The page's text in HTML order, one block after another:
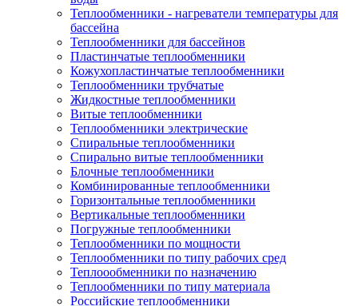
Теплообменники - нагреватели температуры для
бассейна
Теплообменники для бассейнов
Пластинчатые теплообменники
Кожухопластинчатые теплообменники
Теплообменники трубчатые
Жидкостные теплообменники
Витые теплообменники
Теплообменники электрические
Спиральные теплообменники
Спирально витые теплообменники
Блочные теплообменники
Комбинированные теплообменники
Горизонтальные теплообменники
Вертикальные теплообменники
Погружные теплообменники
Теплообменники по мощности
Теплообменники по типу рабочих сред
Теплоообменники по назначению
Теплообменники по типу материала
Российские теплообменники